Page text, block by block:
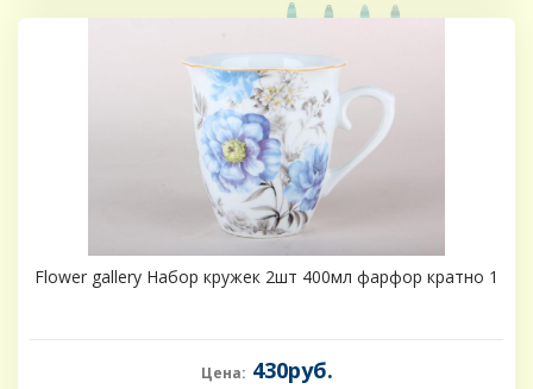
Flower gallery Набор кружек 2шт 400мл фарфор кратно 1
Цена: 430руб.